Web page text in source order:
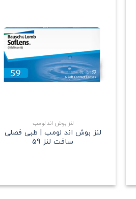
علاقه
مندی
لنز بوش اند لومب
لنز بوش اند لومب | طبی فصلی
سافت لنز 59